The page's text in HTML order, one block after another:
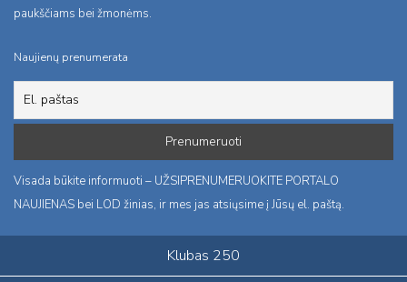
paukščiams bei žmonėms.
Naujienų prenumerata
Visada būkite informuoti – UŽSIPRENUMERUOKITE PORTALO
NAUJIENAS bei LOD žinias, ir mes jas atsiųsime į Jūsų el. paštą.
Klubas 250